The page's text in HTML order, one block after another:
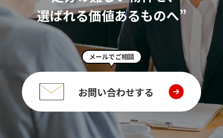
選ばれる価値あるものへ”
お問い合わせする
メールでご相談